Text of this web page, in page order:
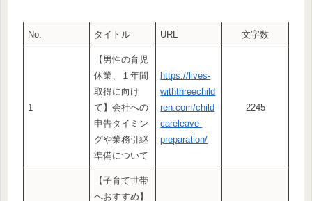
No. タイトル URL 文字数
1
【男性の育児
休業、１年間
取得に向け
て】会社への
申告タイミン
グや業務引継
準備について
https://lives-
withthreechild
ren.com/child
careleave-
preparation/
2245
【子育て世帯
へおすすめ】